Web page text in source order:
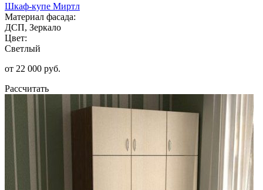
Шкаф-купе Миртл
Материал фасада:
ДСП, Зеркало
Цвет:
Светлый
от 22 000 руб.
Рассчитать